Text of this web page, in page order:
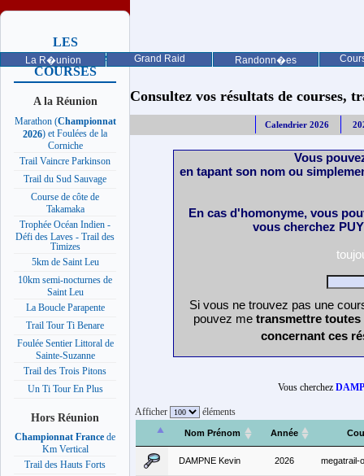
La R�union Grand Raid Randonn�es
LES
PROCHAINES
COURSES
A la Réunion
Marathon (Championnat
2026) et Foulées de la
Corniche
Trail Vaincre Parkinson
Trail du Sud Sauvage
Course de côte de
Takamaka
Trophée Océan Indien -
Défi des Laves - Trail des
Timizes
5km de Saint Leu
10km semi-nocturnes de
Saint Leu
La Boucle Parapente
Trail Tour Ti Benare
Foulée Sentier Littoral de
Sainte-Suzanne
Trail des Trois Pitons
Un Ti Tour En Plus
Hors Réunion
Championnat France de
Km Vertical
Trail des Hauts Forts
Consultez vos résultats de courses,
Calendrier 2026
Vous
en tapant son nom ou
En cas d'homonyme, vous
vous cherchez
Si vous ne trouvez pas une
pouvez me transmettre
concernant ces
Vous cherchez
Afficher éléments
Nom Prénom Année
DAMPNE Kevin 2026 megatrail-